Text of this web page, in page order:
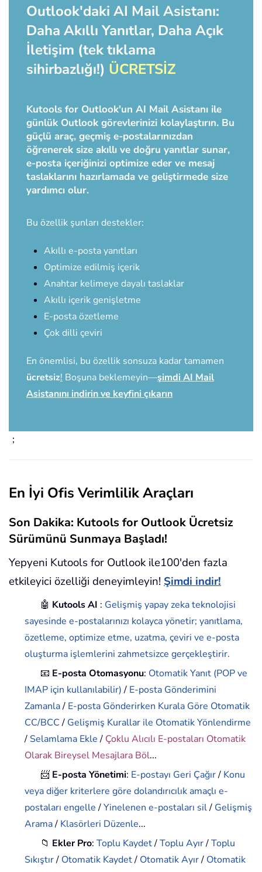
Outlook'daki AI Mail Asistanı:
Daha Akıllı Yanıtlar, Daha Açık
İletişim (tek tıklama
sihirbazlığı!) ÜCRETSİZ
Kutools for Outlook'un AI Mail Asistanı ile
günlük Outlook görevlerinizi kolaylaştırın. Bu
güçlü araç, geçmiş e-postalarınızdan
öğrenerek size akıllı ve doğru yanıtlar sunar,
e-posta içeriğinizi optimize eder ve mesaj
taslaklarını hazırlamada ve geliştirmede size
yardımcı olur.
Bu özellik şunları destekler:
Akıllı e-posta yanıtları
Optimize edilmiş içerik
Anahtar kelimeye dayalı taslaklar
Akıllı içerik genişletme
E-posta özetleme
Çok dilli çeviri
En önemlisi, bu özellik sonsuza kadar tamamen
ücretsiz! Boşuna beklemeyin—şimdi AI Mail
Asistanını indirin ve keyfini çıkarın
；
En İyi Ofis Verimlilik Araçları
Son Dakika: Kutools for Outlook Ücretsiz
Sürümünü Sunmaya Başladı!
Yepyeni Kutools for Outlook ile100'den fazla
etkileyici özelliği deneyimleyin! Şimdi indir!
🤖 Kutools AI : Gelişmiş yapay zeka teknolojisi
sayesinde e-postalarınızı kolayca yönetir; yanıtlama,
özetleme, optimize etme, uzatma, çeviri ve e-posta
oluşturma işlemlerini zahmetsizce gerçekleştirir.
📧 E-posta Otomasyonu: Otomatik Yanıt (POP ve
IMAP için kullanılabilir)/ E-posta Gönderimini
Zamanla/ E-posta Gönderirken Kurala Göre Otomatik
CC/BCC/ Gelişmiş Kurallar ile Otomatik Yönlendirme
/ Selamlama Ekle/ Çoklu Alıcılı E-postaları Otomatik
Olarak Bireysel Mesajlara Böl...
📨 E-posta Yönetimi: E-postayı Geri Çağır/ Konu
veya diğer kriterlere göre dolandırıcılık amaçlı e-
postaları engelle/Yinelenen e-postaları sil/ Gelişmiş
Arama/ Klasörleri Düzenle...
📁 Ekler Pro:Toplu Kaydet/Toplu Ayır/Toplu
Sıkıştır/ Otomatik Kaydet/ Otomatik Ayır/ Otomatik